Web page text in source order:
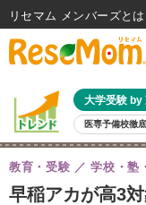
大学受験 by
医専予備校徹
親子で考える大学選び 高
共通テスト 夏休み
8月開催イベント・WS
早稲アカが高3
教育・受験 学校・塾
リセマム メンバーズ